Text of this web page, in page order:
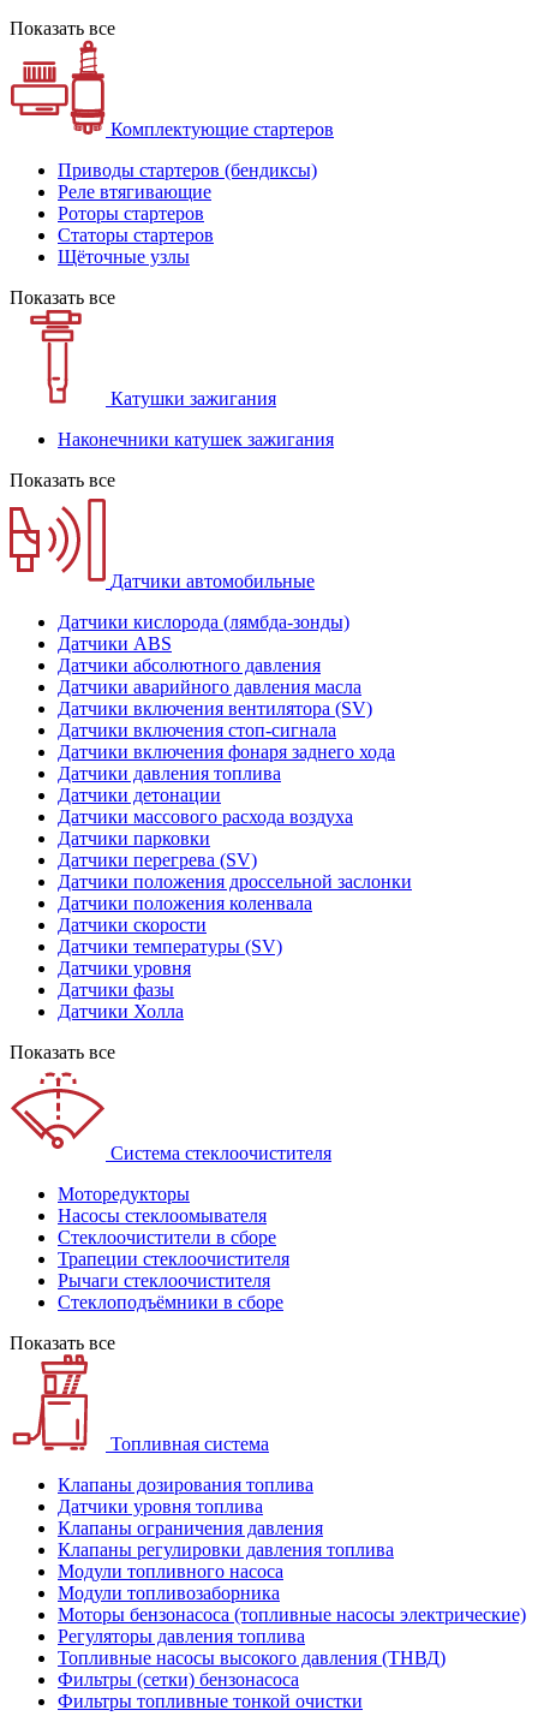
Показать все
Комплектующие стартеров
Приводы стартеров (бендиксы)
Реле втягивающие
Роторы стартеров
Статоры стартеров
Щёточные узлы
Показать все
Катушки зажигания
Наконечники катушек зажигания
Показать все
Датчики автомобильные
Датчики кислорода (лямбда-зонды)
Датчики ABS
Датчики абсолютного давления
Датчики аварийного давления масла
Датчики включения вентилятора (SV)
Датчики включения стоп-сигнала
Датчики включения фонаря заднего хода
Датчики давления топлива
Датчики детонации
Датчики массового расхода воздуха
Датчики парковки
Датчики перегрева (SV)
Датчики положения дроссельной заслонки
Датчики положения коленвала
Датчики скорости
Датчики температуры (SV)
Датчики уровня
Датчики фазы
Датчики Холла
Показать все
Система стеклоочистителя
Моторедукторы
Насосы стеклоомывателя
Стеклоочистители в сборе
Трапеции стеклоочистителя
Рычаги стеклоочистителя
Стеклоподъёмники в сборе
Показать все
Топливная система
Клапаны дозирования топлива
Датчики уровня топлива
Клапаны ограничения давления
Клапаны регулировки давления топлива
Модули топливного насоса
Модули топливозаборника
Моторы бензонасоса (топливные насосы электрические)
Регуляторы давления топлива
Топливные насосы высокого давления (ТНВД)
Фильтры (сетки) бензонасоса
Фильтры топливные тонкой очистки